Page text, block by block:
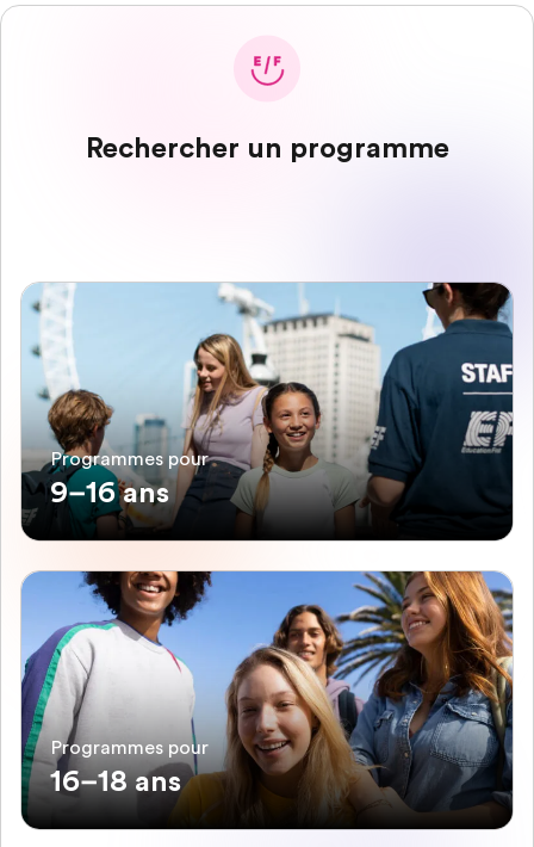
Rechercher un programme
Programmes pour
9–16 ans
Programmes pour
16–18 ans